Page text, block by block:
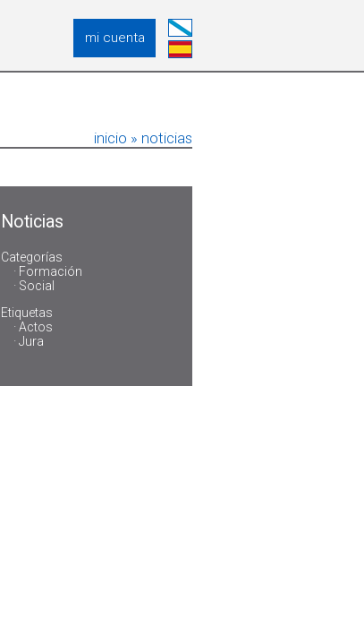
mi cuenta
inicio » noticias
Noticias
Categorías
Formación
Social
Etiquetas
Actos
Jura